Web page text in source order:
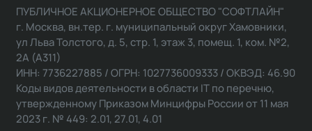
ПУБЛИЧНОЕ АКЦИОНЕРНОЕ ОБЩЕСТВО "СОФТЛАЙН"
г. Москва, вн.тер. г. муниципальный округ Хамовники,
ул Льва Толстого, д. 5, стр. 1, этаж 3, помещ. 1, ком. №2,
2А (А311)
ИНН: 7736227885 / ОГРН: 1027736009333 / ОКВЭД: 46.90
Коды видов деятельности в области IT по перечню,
утвержденному Приказом Минцифры России от 11 мая
2023 г. № 449: 2.01, 27.01, 4.01